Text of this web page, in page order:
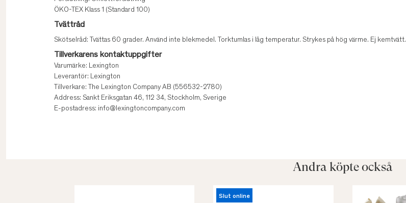
ÖKO-TEX Klass 1 (Standard 100)
Tvättråd
Skötselråd: Tvättas 60 grader. Använd inte blekmedel. Torktumlas i låg temperatur. Strykes på hög värme. Ej kemtvätt.
Tillverkarens kontaktuppgifter
Varumärke: Lexington
Leverantör: Lexington
Tillverkare: The Lexington Company AB (556532-2780)
Address: Sankt Eriksgatan 46, 112 34, Stockholm, Sverige
E-postadress: info@lexingtoncompany.com
Andra köpte också
Slut online